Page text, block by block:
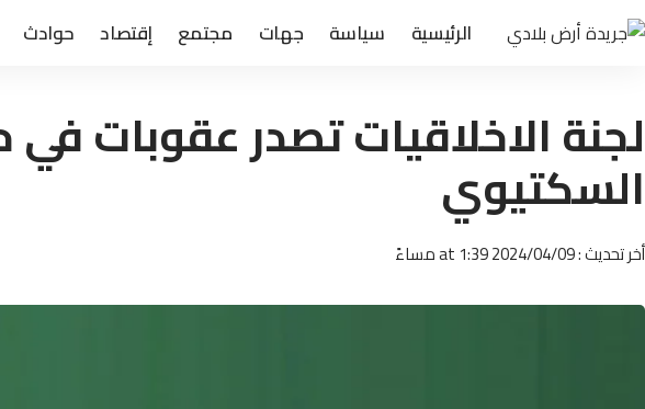
الرئيسية سياسة جهات مجتمع إقتصاد حوادث
لجنة الاخلاقيات تصدر عقوبات في
السكتيوي
أخر تحديث : 2024/04/09 at 1:39 مساءً